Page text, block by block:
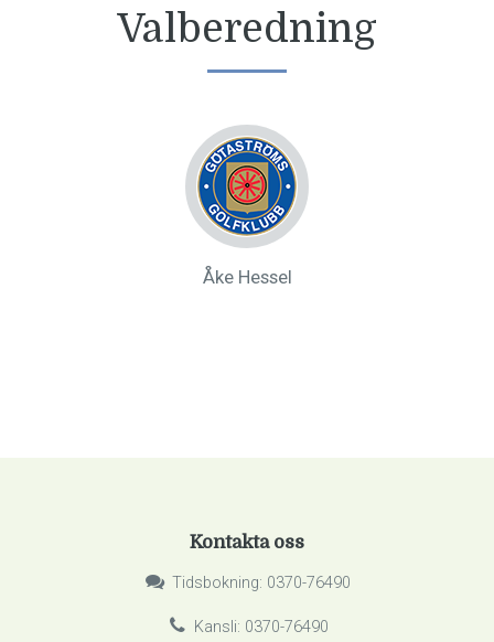
Valberedning
Åke Hessel
Kontakta oss
Tidsbokning: 0370-76490
Kansli: 0370-76490